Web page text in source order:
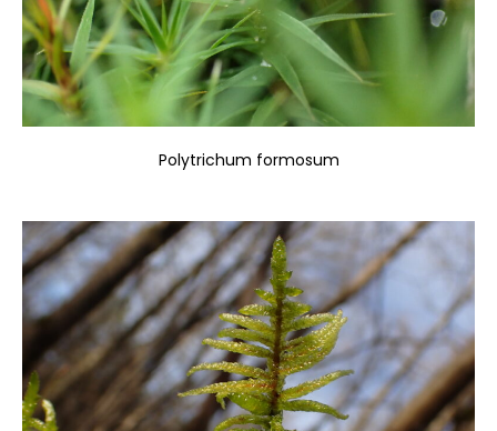
Polytrichum formosum